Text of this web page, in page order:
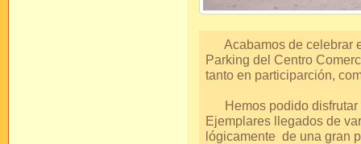
Acabamos de celebrar
Parking del Centro
tanto en participarción,
Hemos podido disfrutar
Ejemplares llegados de
lógicamente de una gran